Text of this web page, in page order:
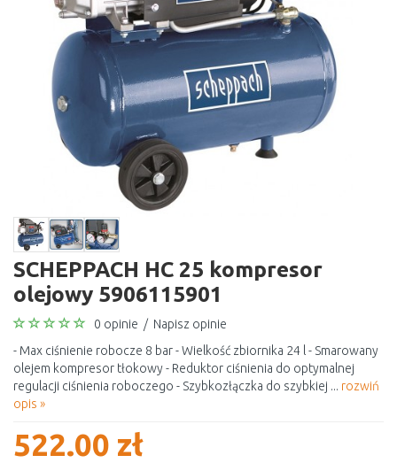
SCHEPPACH HC 25 kompresor
olejowy 5906115901
0 opinie / Napisz opinie
- Max ciśnienie robocze 8 bar - Wielkość zbiornika 24 l - Smarowany
olejem kompresor tłokowy - Reduktor ciśnienia do optymalnej
regulacji ciśnienia roboczego - Szybkozłączka do szybkiej ... rozwiń
opis »
522.00 zł